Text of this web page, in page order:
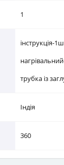
1
інструкція-
трубка із
Індія
360